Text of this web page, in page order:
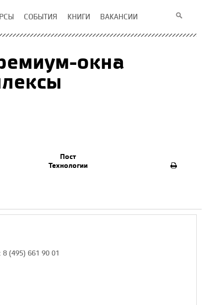
СОБЫТИЯ КНИГИ ВАКАНСИИ
окна
Пост
Технологии
(495) 661 90 01